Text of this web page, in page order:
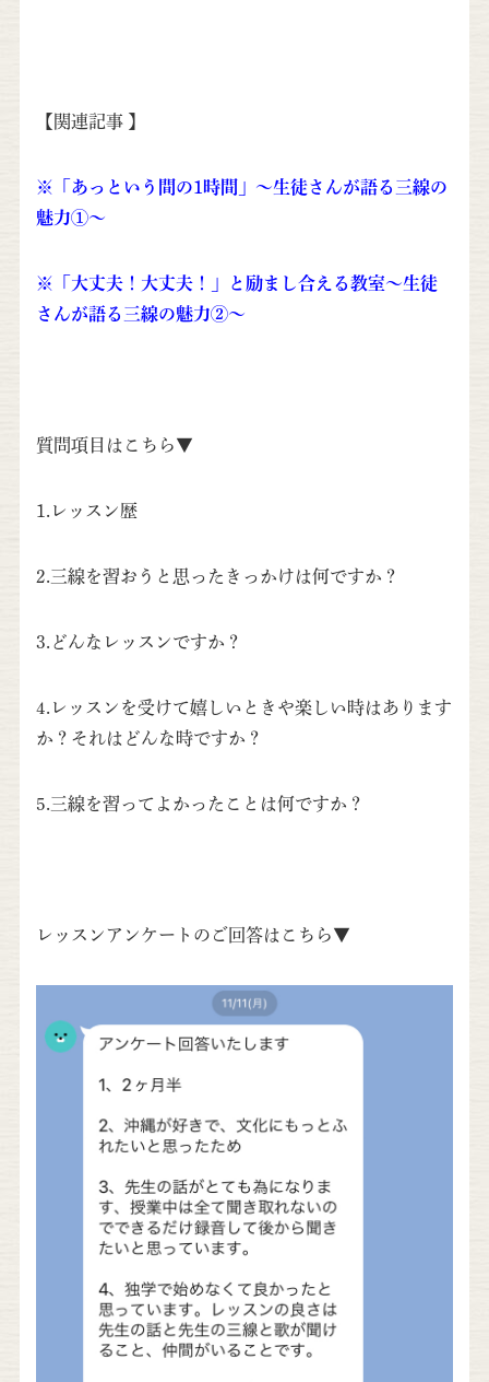
【関連記事 】
※「あっという間の1時間」～生徒さんが語る三線の
魅力①～
※「大丈夫！大丈夫！」と励まし合える教室～生徒
さんが語る三線の魅力②～
質問項目はこちら▼
1.レッスン歴
2.三線を習おうと思ったきっかけは何ですか？
3.どんなレッスンですか？
4.レッスンを受けて嬉しいときや楽しい時はあります
か？それはどんな時ですか？
5.三線を習ってよかったことは何ですか？
レッスンアンケートのご回答はこちら▼